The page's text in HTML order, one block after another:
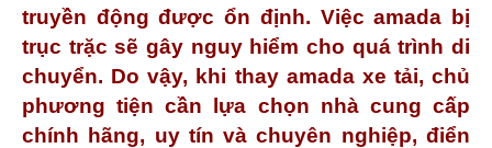
truyền động được ổn định. Việc amada bị
trục trặc sẽ gây nguy hiểm cho quá trình di
chuyển. Do vậy, khi thay amada xe tải, chủ
phương tiện cần lựa chọn nhà cung cấp
chính hãng, uy tín và chuyên nghiệp, điển